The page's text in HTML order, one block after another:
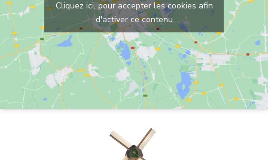
Cliquez ici, pour accepter les cookies afin
d'activer ce contenu